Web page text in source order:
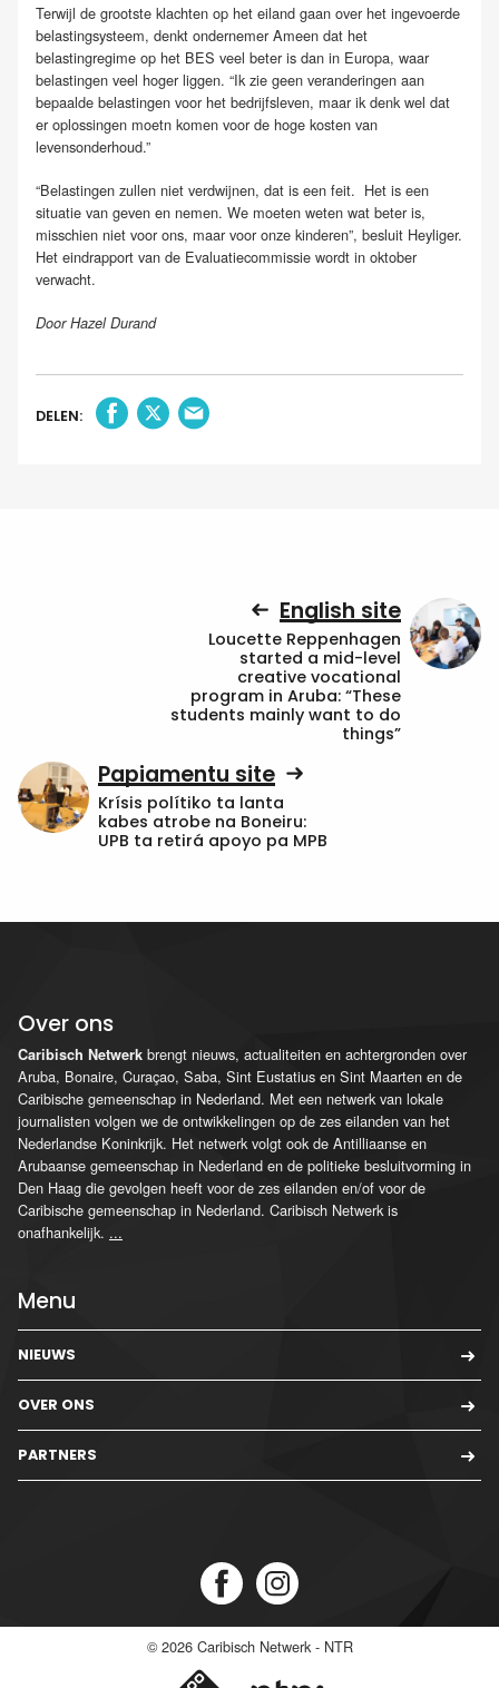
Terwijl de grootste klachten op het eiland gaan over het ingevoerde
belastingsysteem, denkt ondernemer Ameen dat het
belastingregime op het BES veel beter is dan in Europa, waar
belastingen veel hoger liggen. “Ik zie geen veranderingen aan
bepaalde belastingen voor het bedrijfsleven, maar ik denk wel dat
er oplossingen moetn komen voor de hoge kosten van
levensonderhoud.”
“Belastingen zullen niet verdwijnen, dat is een feit. Het is een
situatie van geven en nemen. We moeten weten wat beter is,
misschien niet voor ons, maar voor onze kinderen”, besluit Heyliger.
Het eindrapport van de Evaluatiecommissie wordt in oktober
verwacht.
Door Hazel Durand
DELEN:
English site
Loucette Reppenhagen
started a mid-level
creative vocational
program in Aruba: “These
students mainly want to do
things”
Papiamentu site
Krísis polítiko ta lanta
kabes atrobe na Boneiru:
UPB ta retirá apoyo pa MPB
Over ons
Caribisch Netwerk brengt nieuws, actualiteiten en achtergronden over
Aruba, Bonaire, Curaçao, Saba, Sint Eustatius en Sint Maarten en de
Caribische gemeenschap in Nederland. Met een netwerk van lokale
journalisten volgen we de ontwikkelingen op de zes eilanden van het
Nederlandse Koninkrijk. Het netwerk volgt ook de Antilliaanse en
Arubaanse gemeenschap in Nederland en de politieke besluitvorming in
Den Haag die gevolgen heeft voor de zes eilanden en/of voor de
Caribische gemeenschap in Nederland. Caribisch Netwerk is
onafhankelijk. ...
Menu
NIEUWS
OVER ONS
PARTNERS
© 2026 Caribisch Netwerk - NTR